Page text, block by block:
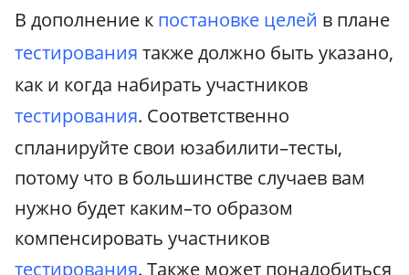
В дополнение к постановке целей в плане
тестирования также должно быть указано,
как и когда набирать участников
тестирования. Соответственно
спланируйте свои юзабилити–тесты,
потому что в большинстве случаев вам
нужно будет каким–то образом
компенсировать участников
тестирования. Также может понадобиться